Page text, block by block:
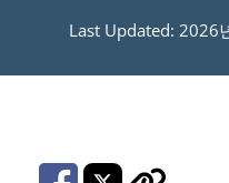
Last Updated: 2026